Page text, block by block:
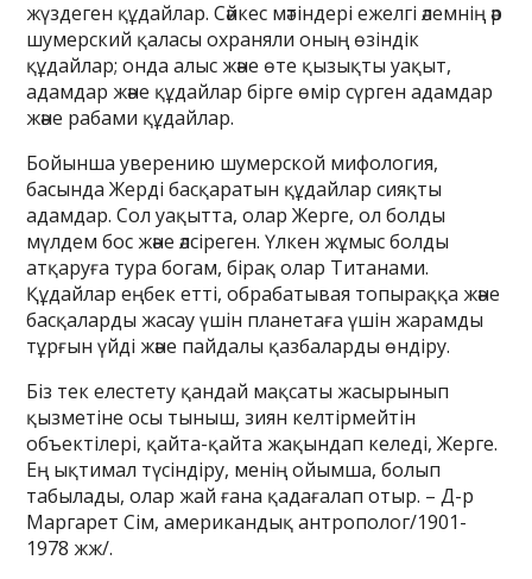
жүздеген құдайлар. Сәйкес мәтіндері ежелгі әлемнің әр
шумерский қаласы охраняли оның өзіндік
құдайлар; онда алыс және өте қызықты уақыт,
адамдар және құдайлар бірге өмір сүрген адамдар
және рабами құдайлар.
Бойынша уверению шумерской мифология,
басында Жерді басқаратын құдайлар сияқты
адамдар. Сол уақытта, олар Жерге, ол болды
мүлдем бос және әлсіреген. Үлкен жұмыс болды
атқаруға тура богам, бірақ олар Титанами.
Құдайлар еңбек етті, обрабатывая топыраққа және
басқаларды жасау үшін планетаға үшін жарамды
тұрғын үйді және пайдалы қазбаларды өндіру.
Біз тек елестету қандай мақсаты жасырынып
қызметіне осы тыныш, зиян келтірмейтін
объектілері, қайта-қайта жақындап келеді, Жерге.
Ең ықтимал түсіндіру, менің ойымша, болып
табылады, олар жай ғана қадағалап отыр. – Д-р
Маргарет Сім, американдық антрополог/1901-
1978 жж/.